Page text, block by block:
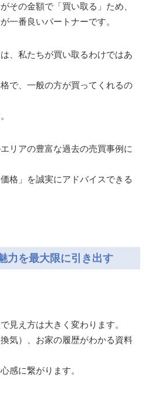
その金額で「買い取る」ため、
一番良いパートナーです。
、私たちが買い取るわけではあ
で、一般の方が買ってくれるの
リアの豊富な過去の売買事例に
格」を誠実にアドバイスできる
力を最大限に引き出す
見え方は大きく変わります。
気）、お家の履歴がわかる資料
感に繋がります。